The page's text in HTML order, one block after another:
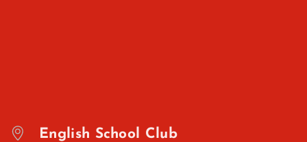
English School Club